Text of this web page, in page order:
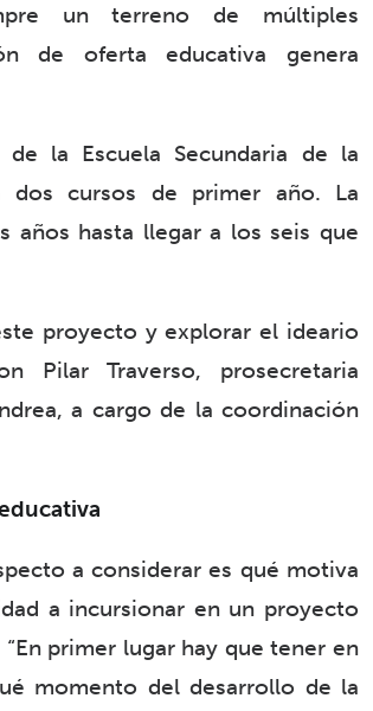
un terreno de múltiples
de oferta educativa genera
la Escuela Secundaria de la
dos cursos de primer año. La
años hasta llegar a los seis que
proyecto y explorar el ideario
Pilar Traverso, prosecretaria
a cargo de la coordinación
a considerar es qué motiva
a incursionar en un proyecto
primer lugar hay que tener en
momento del desarrollo de la